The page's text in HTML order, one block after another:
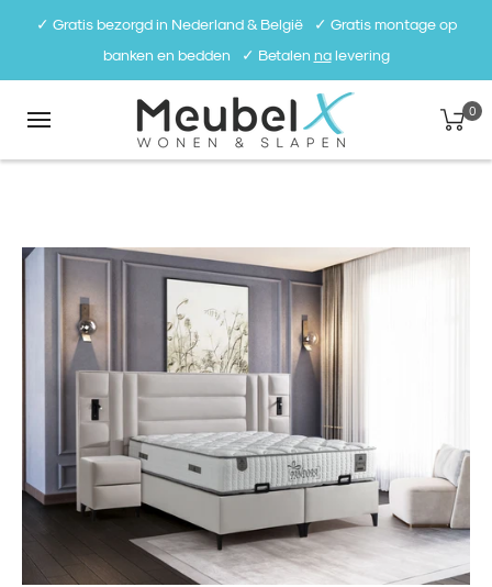
✓ Gratis bezorgd in Nederland & België⠀✓ Gratis montage op
banken en bedden⠀✓ Betalen nalevering
0